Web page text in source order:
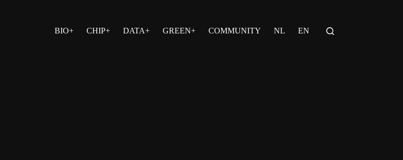
BIO+
CHIP+ DATA+ GREEN+ COMMUNITY NL EN